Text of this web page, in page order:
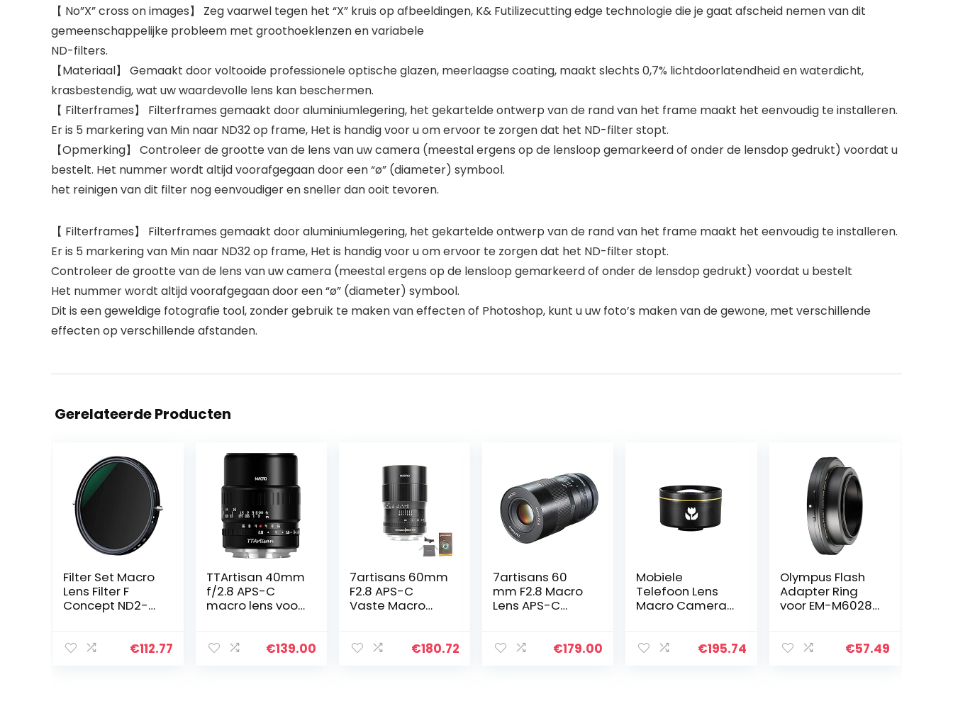
【 No”X” cross on images】 Zeg vaarwel tegen het “X” kruis op afbeeldingen, K& Futilizecutting edge technologie die je gaat afscheid nemen van dit
gemeenschappelijke probleem met groothoeklenzen en variabele
ND-filters.
【Materiaal】 Gemaakt door voltooide professionele optische glazen, meerlaagse coating, maakt slechts 0,7% lichtdoorlatendheid en waterdicht,
krasbestendig, wat uw waardevolle lens kan beschermen.
【 Filterframes】 Filterframes gemaakt door aluminiumlegering, het gekartelde ontwerp van de rand van het frame maakt het eenvoudig te installeren.
Er is 5 markering van Min naar ND32 op frame, Het is handig voor u om ervoor te zorgen dat het ND-filter stopt.
【Opmerking】 Controleer de grootte van de lens van uw camera (meestal ergens op de lensloop gemarkeerd of onder de lensdop gedrukt) voordat u
bestelt. Het nummer wordt altijd voorafgegaan door een “ø” (diameter) symbool.
het reinigen van dit filter nog eenvoudiger en sneller dan ooit tevoren.
【 Filterframes】 Filterframes gemaakt door aluminiumlegering, het gekartelde ontwerp van de rand van het frame maakt het eenvoudig te installeren.
Er is 5 markering van Min naar ND32 op frame, Het is handig voor u om ervoor te zorgen dat het ND-filter stopt.
Controleer de grootte van de lens van uw camera (meestal ergens op de lensloop gemarkeerd of onder de lensdop gedrukt) voordat u bestelt
Het nummer wordt altijd voorafgegaan door een “ø” (diameter) symbool.
Dit is een geweldige fotografie tool, zonder gebruik te maken van effecten of Photoshop, kunt u uw foto’s maken van de gewone, met verschillende
effecten op verschillende afstanden.
Gerelateerde Producten
Filter Set Macro
Lens Filter F
Concept ND2-
Circulaire
€112.77
TTArtisan 40mm
f/2.8 APS-C
macro lens voor
€139.00
7artisans 60mm
F2.8 APS-C
Vaste Macro
Mirrorless
€180.72
7artisans 60
mm F2.8 Macro
Lens APS-C
Sony E-Mount
€179.00
Mobiele
Telefoon Lens
Macro Camera
Telefoon Externe
€195.74
Olympus Flash
Adapter Ring
voor EM-M6028
€57.49